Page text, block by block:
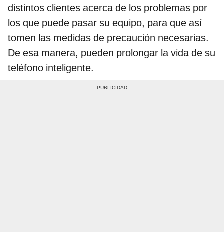
distintos clientes acerca de los problemas por
los que puede pasar su equipo, para que así
tomen las medidas de precaución necesarias.
De esa manera, pueden prolongar la vida de su
teléfono inteligente.